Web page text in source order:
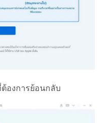
ต้องการย้อนกลับ